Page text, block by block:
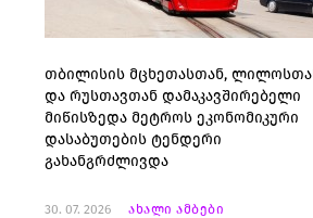
თბილისის მცხეთასთან,
და რუსთავთან დამაკავშირებელი
მიწისზედა მეტროს ეკონომიკური
დასაბუთების ტენდერი
გახანგრძლივდა
30. 07. 2026 ახალი ამბები